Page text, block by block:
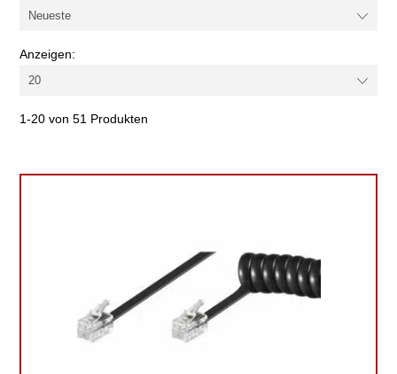
Farbe
Kabel-/Adapterart
Anzeigen:
1-20 von 51 Produkten